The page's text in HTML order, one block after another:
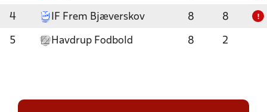
4 IF Frem Bjæverskov 8 8 !
5 Havdrup Fodbold 8 2